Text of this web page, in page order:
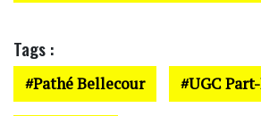
Tags :
Pathé Bellecour UGC